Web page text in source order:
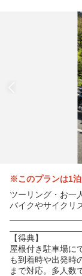
※このプランは1泊
ツーリング・お一
バイクやサイクリ
【得典】
屋根付き駐車場に
も到着時や出発時
まで対応。多人数